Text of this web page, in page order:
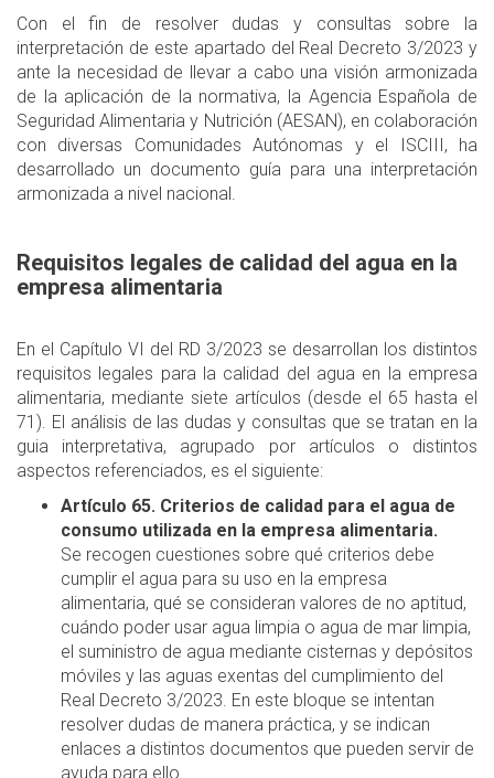
Con el fin de resolver dudas y consultas sobre la
interpretación de este apartado del Real Decreto 3/2023 y
ante la necesidad de llevar a cabo una visión armonizada
de la aplicación de la normativa, la Agencia Española de
Seguridad Alimentaria y Nutrición (AESAN), en colaboración
con diversas Comunidades Autónomas y el ISCIII, ha
desarrollado un documento guía para una interpretación
armonizada a nivel nacional.
Requisitos legales de calidad del agua en la
empresa alimentaria
En el Capítulo VI del RD 3/2023 se desarrollan los distintos
requisitos legales para la calidad del agua en la empresa
alimentaria, mediante siete artículos (desde el 65 hasta el
71). El análisis de las dudas y consultas que se tratan en la
guia interpretativa, agrupado por artículos o distintos
aspectos referenciados, es el siguiente:
Artículo 65. Criterios de calidad para el agua de
consumo utilizada en la empresa alimentaria.
Se recogen cuestiones sobre qué criterios debe
cumplir el agua para su uso en la empresa
alimentaria, qué se consideran valores de no aptitud,
cuándo poder usar agua limpia o agua de mar limpia,
el suministro de agua mediante cisternas y depósitos
móviles y las aguas exentas del cumplimiento del
Real Decreto 3/2023. En este bloque se intentan
resolver dudas de manera práctica, y se indican
enlaces a distintos documentos que pueden servir de
ayuda para ello.